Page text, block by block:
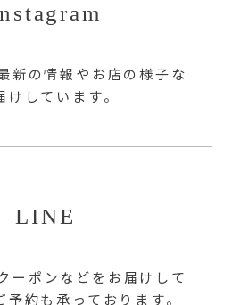
の情報やお店の様子な
けしています。
LINE
ーポンなどをお届けして
約も承っております。